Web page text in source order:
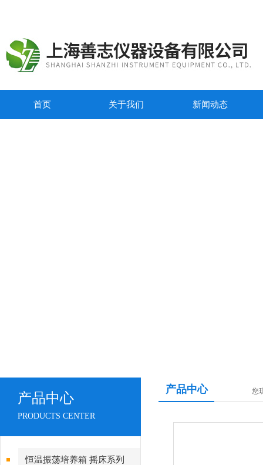
首页 关于我们 新闻动态
产品中心
PRODUCTS CENTER
恒温振荡培养箱 摇床系列
产品中心 您